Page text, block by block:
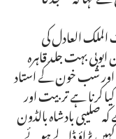
العادل کی
بہت جلد قاہرہ
شب خون کے استاد
کرنا ہے تربیت اور
صلیبی بادشاہ بالڈون